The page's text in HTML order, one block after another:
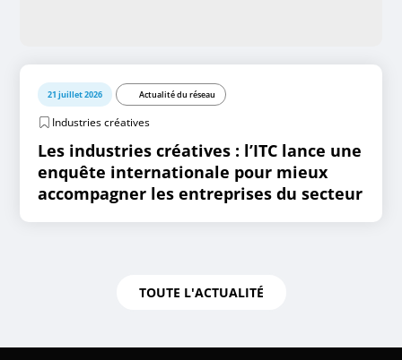
21 juillet 2026 Actualité du réseau
Industries créatives
Les industries créatives : l’ITC lance une
enquête internationale pour mieux
accompagner les entreprises du secteur
TOUTE L'ACTUALITÉ